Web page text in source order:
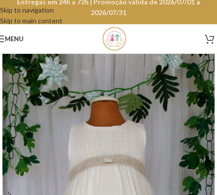
Skip to navigation
Skip to main content
Entregas em 24h a 72h | Promoção válida de 2026/07/01 a
2026/07/31
MENU